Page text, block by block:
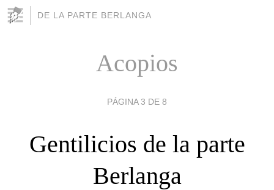
DE LA PARTE BERLANGA
Acopios
PÁGINA 3 DE 8
Gentilicios de la parte
Berlanga